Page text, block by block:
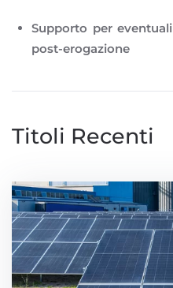
Supporto per
post-erogazione
Titoli Recenti